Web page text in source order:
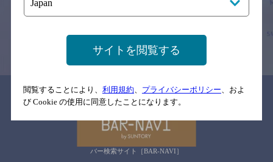
念のためお店にご確認の上ご来店くださいますようお願い申し上げま
す。
情報提供：ぐるなび
関連リンク
バー検索サイト［BAR-NAVI］
サイトを閲覧する
閲覧することにより、 利用規約 プライバシーポリシー 、およ
び Cookie の使用に同意したことになります。